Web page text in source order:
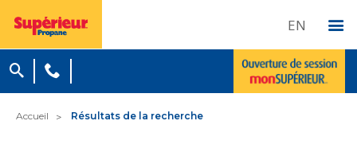
EN
Accueil Résultats de la recherche